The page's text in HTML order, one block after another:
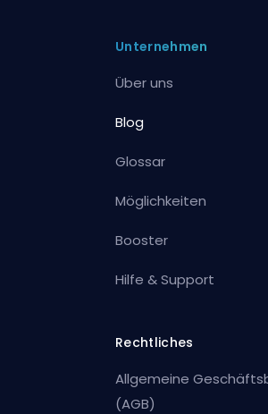
Unternehmen
Über uns
Blog
Glossar
Möglichkeiten
Booster
Hilfe & Support
Rechtliches
Allgemeine
(AGB)